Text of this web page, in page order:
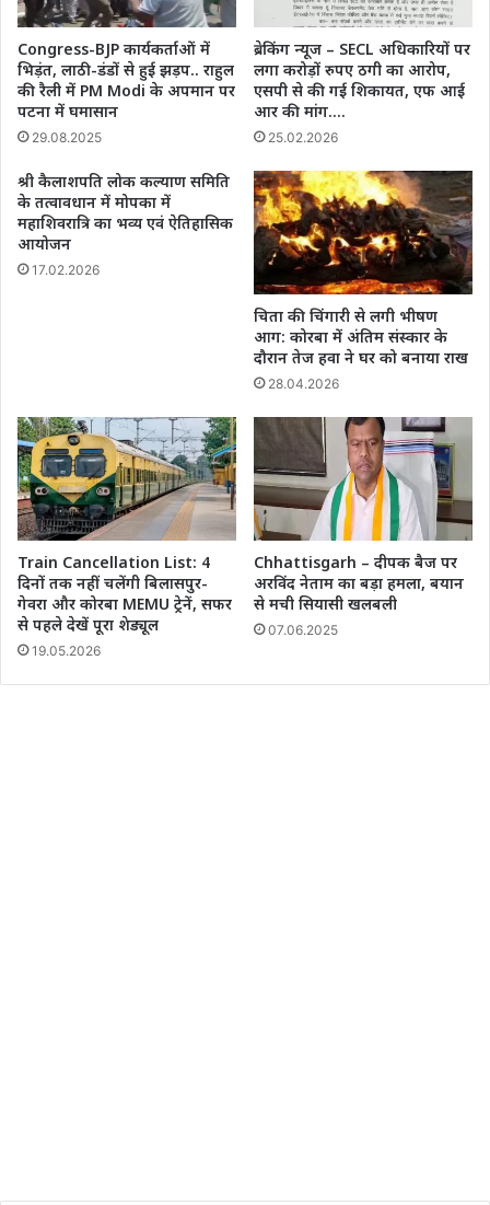
Congress-BJP कार्यकर्ताओं में
भिड़ंत, लाठी-डंडों से हुई झड़प.. राहुल
की रैली में PM Modi के अपमान पर
पटना में घमासान
29.08.2025
ब्रेकिंग न्यूज – SECL अधिकारियों पर
लगा करोड़ों रुपए ठगी का आरोप,
एसपी से की गई शिकायत, एफ आई
आर की मांग….
25.02.2026
श्री कैलाशपति लोक कल्याण समिति
के तत्वावधान में मोपका में
महाशिवरात्रि का भव्य एवं ऐतिहासिक
आयोजन
17.02.2026
चिता की चिंगारी से लगी भीषण
आग: कोरबा में अंतिम संस्कार के
दौरान तेज हवा ने घर को बनाया राख
28.04.2026
Train Cancellation List: 4
दिनों तक नहीं चलेंगी बिलासपुर-
गेवरा और कोरबा MEMU ट्रेनें, सफर
से पहले देखें पूरा शेड्यूल
19.05.2026
Chhattisgarh – दीपक बैज पर
अरविंद नेताम का बड़ा हमला, बयान
से मची सियासी खलबली
07.06.2025